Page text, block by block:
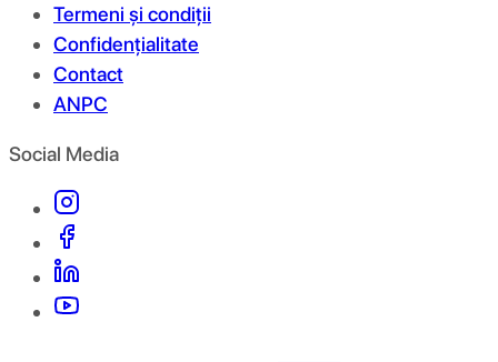
Termeni și condiții
Confidențialitate
Contact
ANPC
Social Media